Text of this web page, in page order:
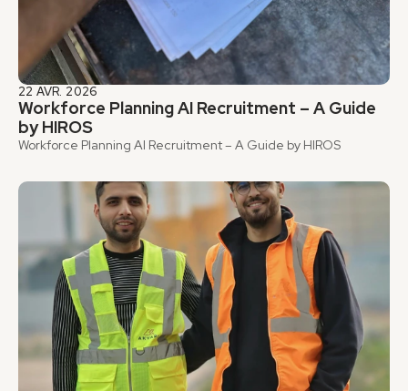
22 AVR. 2026
Workforce Planning AI Recruitment – A Guide
by HIROS
Workforce Planning AI Recruitment – A Guide by HIROS